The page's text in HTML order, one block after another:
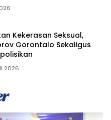
Kekerasan Seksual,
Gorontalo Sekaligus
2026